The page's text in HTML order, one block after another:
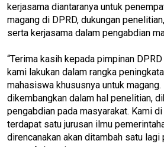
kerjasama diantaranya untuk
magang di DPRD, dukungan
serta kerjasama dalam pengabdian
“Terima kasih kepada pimpinan
kami lakukan dalam rangka
mahasiswa khususnya untuk
dikembangkan dalam hal penelitian,
pengabdian pada masyarakat. Kami
terdapat satu jurusan ilmu
direncanakan akan ditambah satu lagi